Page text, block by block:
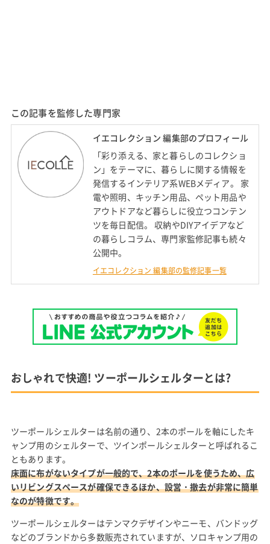
この記事を監修した専門家
イエコレクション 編集部のプロフィール
「彩り添える、家と暮らしのコレクショ
ン」をテーマに、暮らしに関する情報を
発信するインテリア系WEBメディア。 家
電や照明、キッチン用品、ペット用品や
アウトドアなど暮らしに役立つコンテン
ツを毎日配信。 収納やDIYアイデアなど
の暮らしコラム、専門家監修記事も続々
公開中。
イエコレクション 編集部の監修記事一覧
おしゃれで快適! ツーポールシェルターとは?
ツーポールシェルターは名前の通り、2本のポールを軸にしたキ
ャンプ用のシェルターで、ツインポールシェルターと呼ばれるこ
ともあります。
床面に布がないタイプが一般的で、2本のポールを使うため、広
いリビングスペースが確保できるほか、設営・撤去が非常に簡単
なのが特徴です。
ツーポールシェルターはテンマクデザインやニーモ、バンドッグ
などのブランドから多数販売されていますが、ソロキャンプ用の